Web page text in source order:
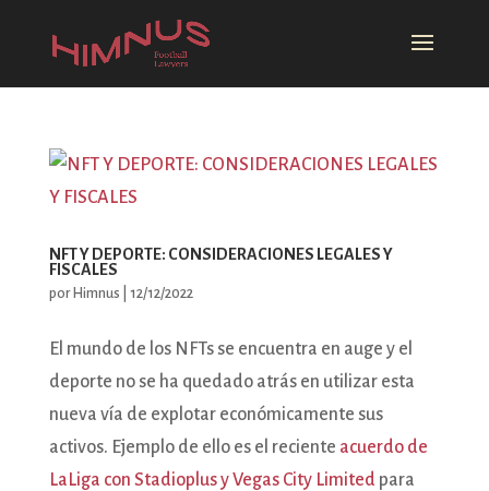
NFT Y DEPORTE: CONSIDERACIONES LEGALES Y
FISCALES
por Himnus 12/12/2022
El mundo de los NFTs se encuentra en auge y el
deporte no se ha quedado atrás en utilizar esta
nueva vía de explotar económicamente sus
activos. Ejemplo de ello es el reciente acuerdo de
LaLiga con Stadioplus y Vegas City Limited para